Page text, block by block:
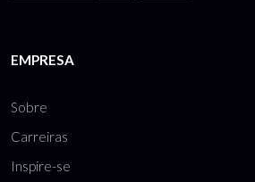
EMPRESA
Sobre
Carreiras
Inspire-se